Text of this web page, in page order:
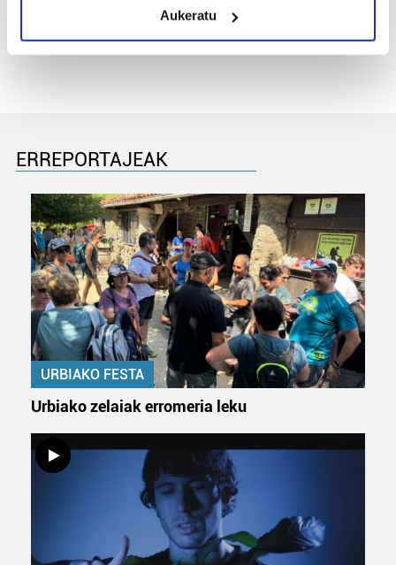
Identify your device by actively scanning it for
specific characteristics (fingerprinting)
prozesatzen ditugu, zure IP zenbakia, besteak beste,
teknologia erabiliz, cookieak adibidez, iragarki eta eduki
pertsonalizatuak eskaintzeko, iragarkiak eta edukia
neurtzeko, jendeari buruzko informazioa biltzeko eta
produktuak garatzeko. Zure datuak nork eta zertarako
erabiltzen dituen hauta dezakezu.
Bazkide batzuek ez dizute baimenik eskatzen, eta beren
interes komertzial legitimoetan babesten dira. Ikusi gure
bazkideen zerrenda, beren ustez zein helburutarako
duten interes legitimoa eta horren aurka nola egin
dezakezun ikusteko.
buruzko informazio gehiago eta ezarri zure lehentasunak
datuen atalean. Edozein unetan alda edo ken dezakezu
zure baimena Cookieen adierazpenean.
Webgune honek cookie propioak eta hirugarrenen cookie-
fitxategiak erabiltzen ditu. Zure esperientzia eta
Aukeratu
«Gai tabua izan da etxe gehienetan, jendeak
azkeneko momentuan hitz egin du»
ERREPORTAJEAK
URBIAKO FESTA
Urbiako zelaiak erromeria leku